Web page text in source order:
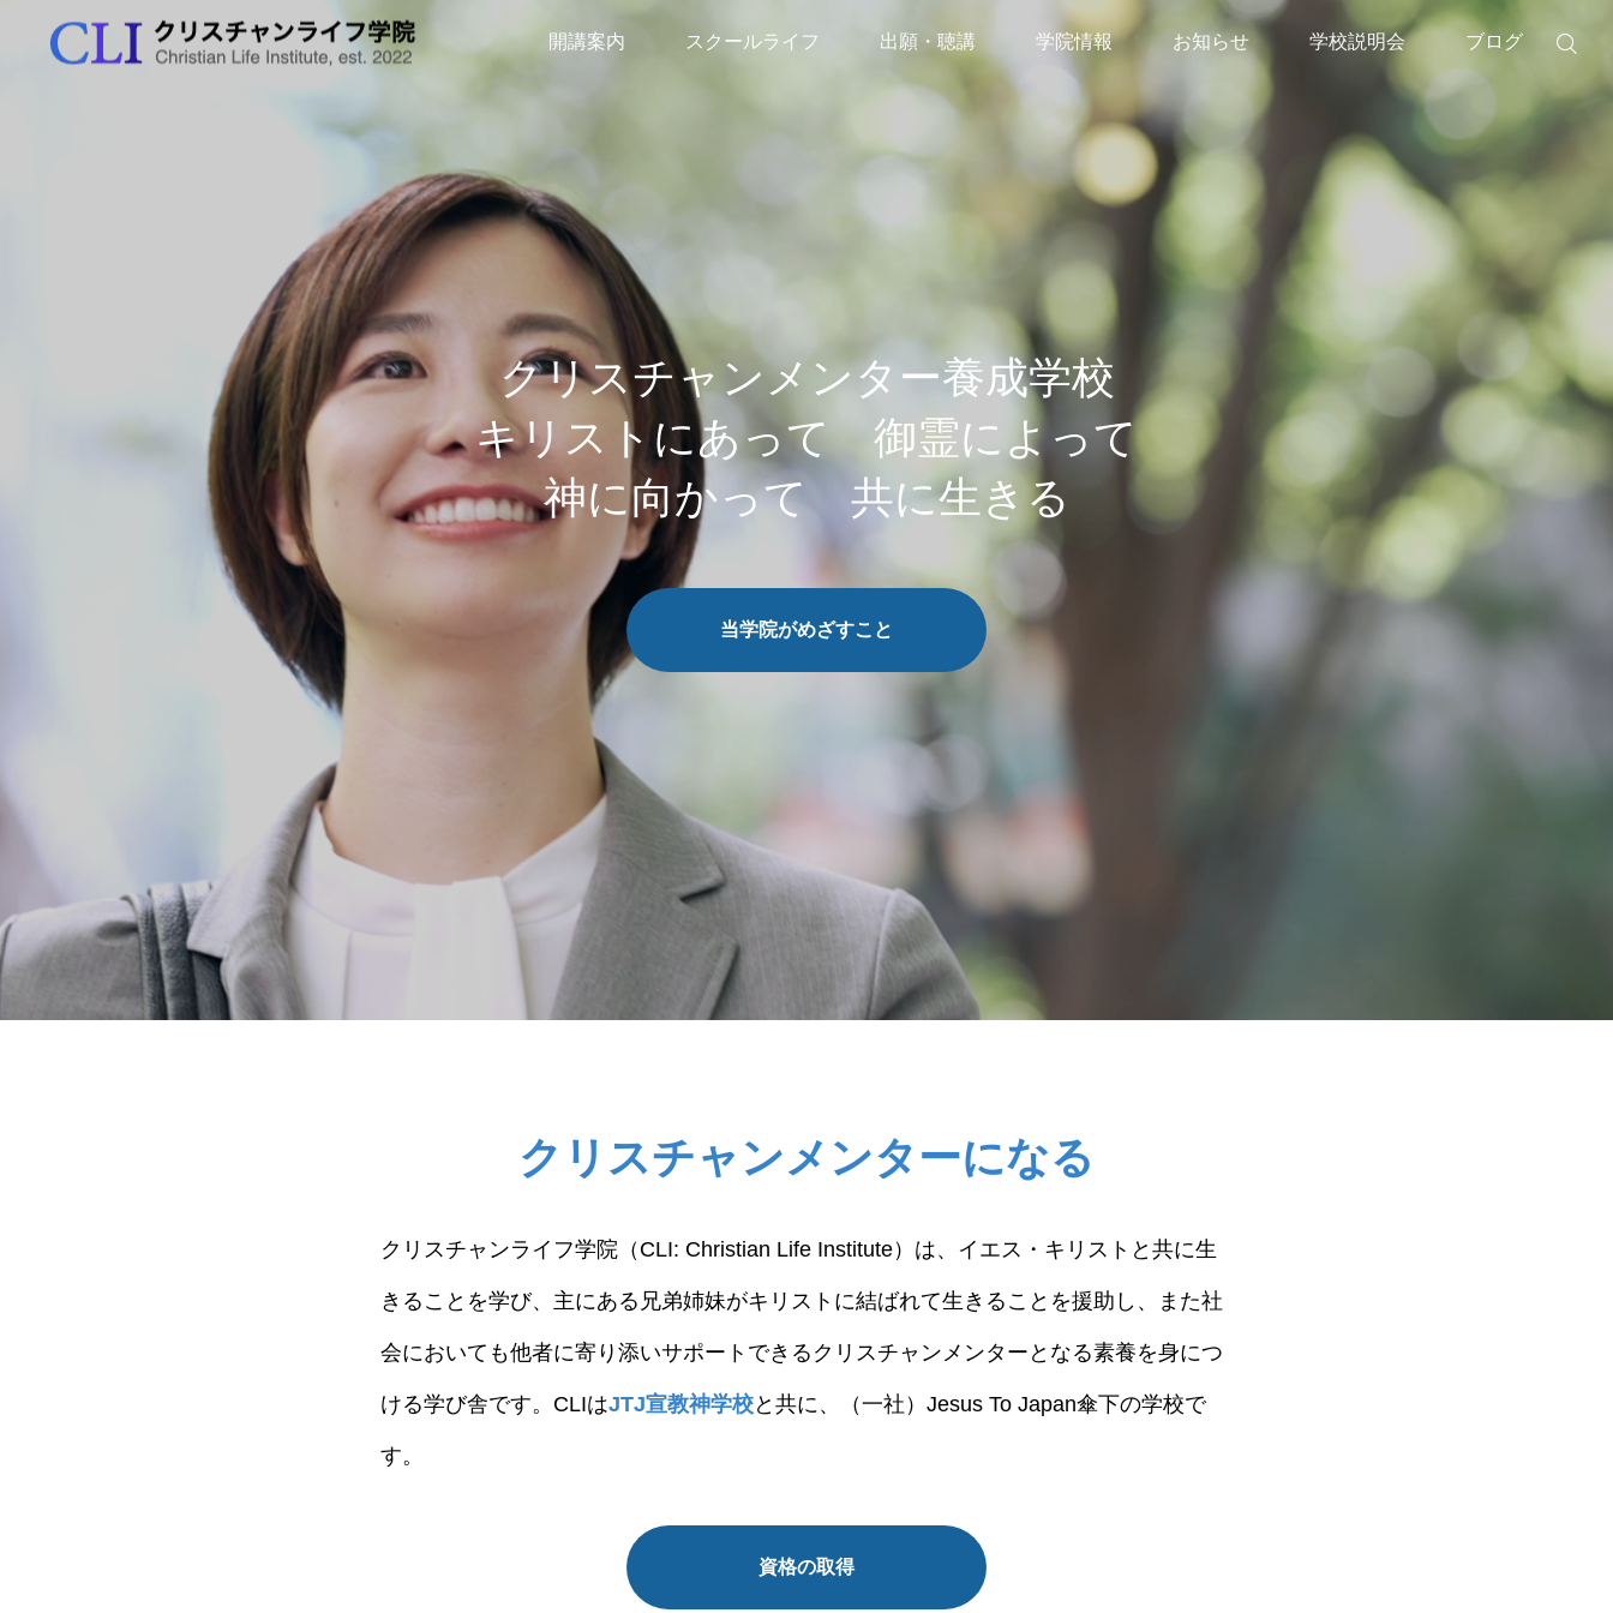
開講案内 スクールライフ 出願・聴講 学院情報 お知らせ 学校説明会 ブログ
春学期2026
秋学期前期2026
秋学期後期2026
冬学期2026
秋学期前期2027
秋学期後期2027
冬学期2027
学院の特色
学びの特色
学ぶ5つの分野
講師紹介
単位取得、卒業要件
出願資格と方法
出願から入学まで
学費について
願書提出
聴講制度
聴講申込
資格の取得
アクセス
お問合せ
FAQ
島田哲也先生・吉川直美先生
対談「クリスチャンの霊性」
イベント
7月11日 JTJ講演会お知らせ
「うつ病・統合失調症のさび
しさ・わびしさを知る」
6月9日講演会のお知らせ
ント「本当の自分とは？」
2026年度CLI入学
いう幻想からの解
院長
クリスチャンメンター養成学校
キリストにあって 御霊によって
神に向かって 共に生きる
当学院がめざすこと
クリスチャンメンターになる
クリスチャンライフ学院（CLI: Christian Life Institute）は、イエス・キリストと共に生
きることを学び、主にある兄弟姉妹がキリストに結ばれて生きることを援助し、また社
会においても他者に寄り添いサポートできるクリスチャンメンターとなる素養を身につ
ける学び舎です。CLIはJTJ宣教神学校と共に、（一社）Jesus To Japan傘下の学校で
す。
資格の取得